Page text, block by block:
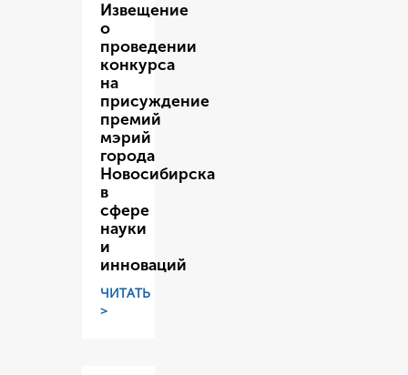
Извещение
о
проведении
конкурса
на
присуждение
премий
мэрий
города
Новосибирска
в
сфере
науки
и
инноваций
ЧИТАТЬ
>